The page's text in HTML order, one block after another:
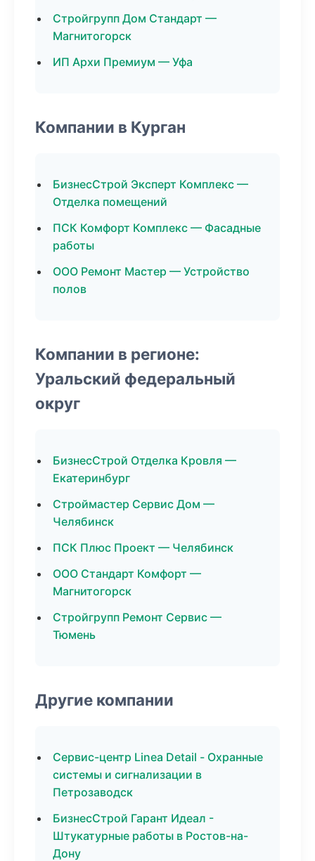
Стройгрупп Дом Стандарт —
Магнитогорск
ИП Архи Премиум — Уфа
Компании в Курган
БизнесСтрой Эксперт Комплекс —
Отделка помещений
ПСК Комфорт Комплекс — Фасадные
работы
ООО Ремонт Мастер — Устройство
полов
Компании в регионе:
Уральский федеральный
округ
БизнесСтрой Отделка Кровля —
Екатеринбург
Строймастер Сервис Дом —
Челябинск
ПСК Плюс Проект — Челябинск
ООО Стандарт Комфорт —
Магнитогорск
Стройгрупп Ремонт Сервис —
Тюмень
Другие компании
Сервис-центр Linea Detail - Охранные
системы и сигнализации в
Петрозаводск
БизнесСтрой Гарант Идеал -
Штукатурные работы в Ростов-на-
Дону